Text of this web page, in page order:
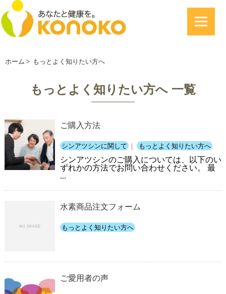
ホーム > もっとよく知りたい方へ
もっとよく知りたい方へ 一覧
ご購入方法
シンアツシンに関して ｜ もっとよく知りたい方へ
シンアツシンのご購入については、以下のい
ずれかの方法でお問い合わせください。 最
...
水素商品注文フォーム
もっとよく知りたい方へ
ご愛用者の声